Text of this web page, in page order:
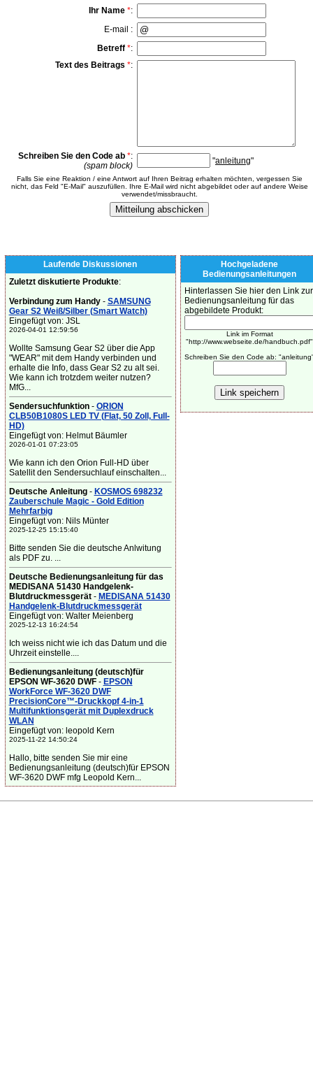
Ihr Name *:
E-mail :
Betreff *:
Text des Beitrags *:
Schreiben Sie den Code ab *:
(spam block)
"anleitung"
Falls Sie eine Reaktion / eine Antwort auf Ihren Beitrag erhalten möchten, vergessen Sie
nicht, das Feld "E-Mail" auszufüllen. Ihre E-Mail wird nicht abgebildet oder auf andere Weise
verwendet/missbraucht.
Laufende Diskussionen
Zuletzt diskutierte Produkte:
Verbindung zum Handy- SAMSUNG
Gear S2 Weiß/Silber (Smart Watch)
Eingefügt von: JSL
2026-04-01 12:59:56
Wollte Samsung Gear S2 über die App
"WEAR" mit dem Handy verbinden und
erhalte die Info, dass Gear S2 zu alt sei.
Wie kann ich trotzdem weiter nutzen?
MfG...
Sendersuchfunktion- ORION
CLB50B1080S LED TV (Flat, 50 Zoll, Full-
HD)
Eingefügt von: Helmut Bäumler
2026-01-01 07:23:05
Wie kann ich den Orion Full-HD über
Satellit den Sendersuchlauf einschalten...
Deutsche Anleitung- KOSMOS 698232
Zauberschule Magic - Gold Edition
Mehrfarbig
Eingefügt von: Nils Münter
2025-12-25 15:15:40
Bitte senden Sie die deutsche Anlwitung
als PDF zu. ...
Deutsche Bedienungsanleitung für das
MEDISANA 51430 Handgelenk-
Blutdruckmessgerät- MEDISANA 51430
Handgelenk-Blutdruckmessgerät
Eingefügt von: Walter Meienberg
2025-12-13 16:24:54
Ich weiss nicht wie ich das Datum und die
Uhrzeit einstelle....
Bedienungsanleitung (deutsch)für
EPSON WF-3620 DWF- EPSON
WorkForce WF-3620 DWF
PrecisionCore™-Druckkopf 4-in-1
Multifunktionsgerät mit Duplexdruck
WLAN
Eingefügt von: leopold Kern
2025-11-22 14:50:24
Hallo, bitte senden Sie mir eine
Bedienungsanleitung (deutsch)für EPSON
WF-3620 DWF mfg Leopold Kern...
Hochgeladene
Bedienungsanleitungen
Hinterlassen Sie hier den Link zur
Bedienungsanleitung für das
abgebildete Produkt:
Link im Format
"http://www.webseite.de/handbuch.pdf"
Schreiben Sie den Code ab: